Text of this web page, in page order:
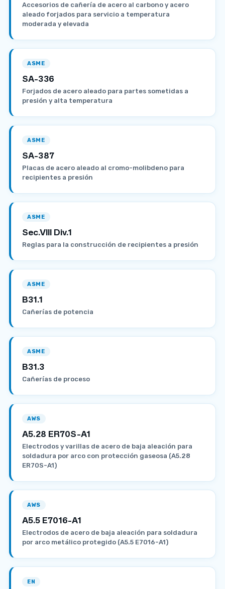
Accesorios de cañería de acero al carbono y acero
aleado forjados para servicio a temperatura
moderada y elevada
ASME
SA-336
Forjados de acero aleado para partes sometidas a
presión y alta temperatura
ASME
SA-387
Placas de acero aleado al cromo-molibdeno para
recipientes a presión
ASME
Sec.VIII Div.1
Reglas para la construcción de recipientes a presión
ASME
B31.1
Cañerías de potencia
ASME
B31.3
Cañerías de proceso
AWS
A5.28 ER70S-A1
Electrodos y varillas de acero de baja aleación para
soldadura por arco con protección gaseosa (A5.28
ER70S-A1)
AWS
A5.5 E7016-A1
Electrodos de acero de baja aleación para soldadura
por arco metálico protegido (A5.5 E7016-A1)
EN